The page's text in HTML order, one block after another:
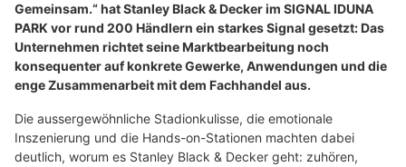
Gemeinsam.“ hat Stanley Black & Decker im SIGNAL IDUNA
PARK vor rund 200 Händlern ein starkes Signal gesetzt: Das
Unternehmen richtet seine Marktbearbeitung noch
konsequenter auf konkrete Gewerke, Anwendungen und die
enge Zusammenarbeit mit dem Fachhandel aus.
Die aussergewöhnliche Stadionkulisse, die emotionale
Inszenierung und die Hands-on-Stationen machten dabei
deutlich, worum es Stanley Black & Decker geht: zuhören,